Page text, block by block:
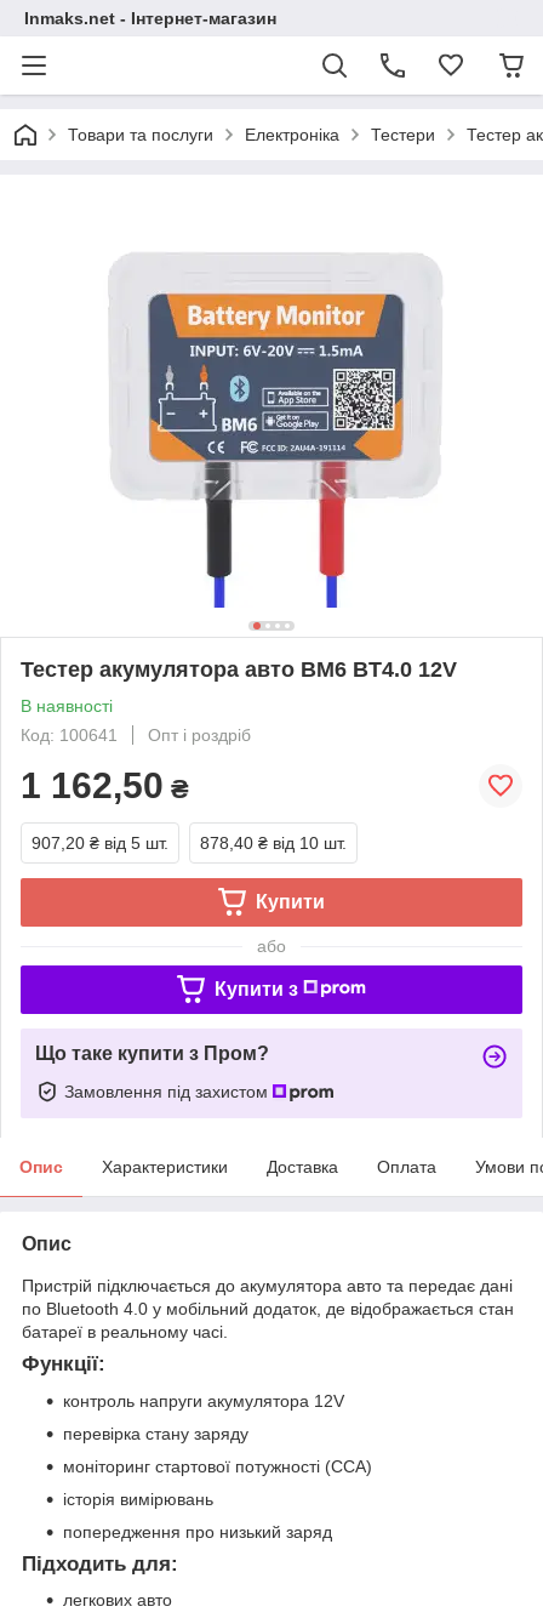
Inmaks.net - Інтернет-магазин
Товари та послуги Електроніка Тестери Тестер
Тестер акумулятора авто BM6 BT4.0 12V
В наявності
Код: 100641
Опт і роздріб
1 162,50 ₴
907,20 ₴ від 5 шт. 878,40 ₴ від 10 шт.
Купити
або
Купити з
Що таке купити з Пром?
Замовлення під захистом
Опис Характеристики Доставка Оплата Умови
Опис
Пристрій підключається до акумулятора авто та передає дані
по Bluetooth 4.0 у мобільний додаток, де відображається стан
батареї в реальному часі.
Функції:
контроль напруги акумулятора 12V
перевірка стану заряду
моніторинг стартової потужності (CCA)
історія вимірювань
попередження про низький заряд
Підходить для:
легкових авто